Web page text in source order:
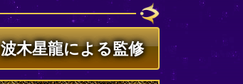
波木星龍による監修